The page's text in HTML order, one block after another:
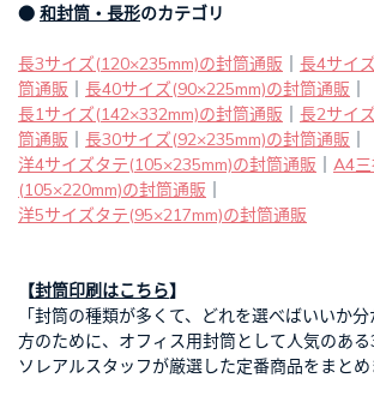
● 和封筒・長形のカテゴリ
長3サイズ(120×235mm)の封筒通販
長4サイ
筒通販
長40サイズ(90×225mm)の封筒通販
長1サイズ(142×332mm)の封筒通販
長2サイ
筒通販
長30サイズ(92×235mm)の封筒通販
洋4サイズタテ(105×235mm)の封筒通販
A4
(105×220mm)の封筒通販
洋5サイズタテ(95×217mm)の封筒通販
【封筒印刷はこちら】
「封筒の種類が多くて、どれを選べばいいか
方のために、オフィス用封筒として人気のある
ソレアルスタッフが厳選した定番商品をまとめ